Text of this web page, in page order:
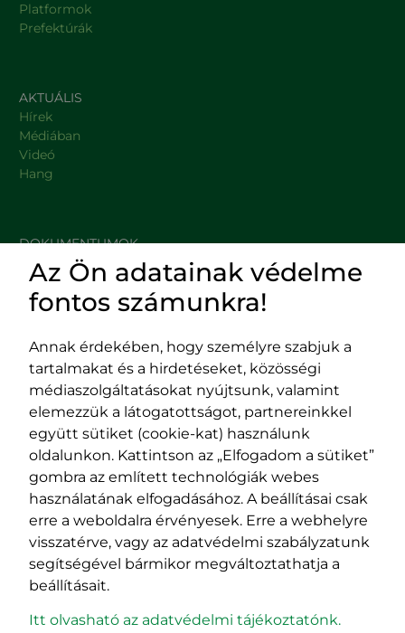
Platformok
Prefektúrák
AKTUÁLIS
Hírek
Médiában
Videó
Hang
DOKUMENTUMOK
HASZNOS LINKEK
Impresszum
Adatvédelmi szabályzat
EPP program
400029 Kolozsvár,
Fürdő (Card. Iuliu Hossu) utca, 41.
szám
tel/fax:0723 250 321
email:office@rmdsz.ro
400489 Kolozsvár,
Majális utca, 60.
szám
tel/fax:0264 590 758
email:
office@rmdsz.ro
Az Ön adatainak védelme
fontos számunkra!
Annak érdekében, hogy személyre szabjuk a
tartalmakat és a hirdetéseket, közösségi
médiaszolgáltatásokat nyújtsunk, valamint
elemezzük a látogatottságot, partnereinkkel
együtt sütiket (cookie-kat) használunk
oldalunkon. Kattintson az „Elfogadom a sütiket”
gombra az említett technológiák webes
használatának elfogadásához. A beállításai csak
erre a weboldalra érvényesek. Erre a webhelyre
visszatérve, vagy az adatvédelmi szabályzatunk
segítségével bármikor megváltoztathatja a
beállításait.
Itt olvasható az adatvédelmi tájékoztatónk.